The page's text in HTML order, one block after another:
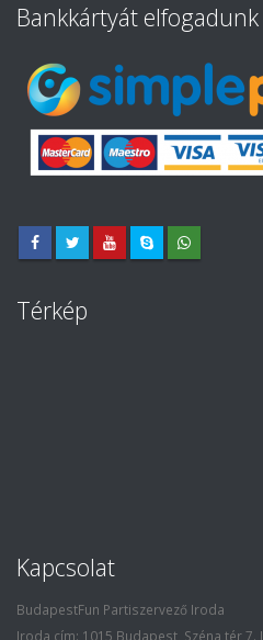
Bankkártyát elfogadunk
Térkép
Kapcsolat
BudapestFun Partiszervező Iroda
Iroda cím: 1015 Budapest, Széna tér 7.